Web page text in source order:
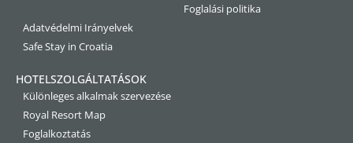
Foglalási politika
Adatvédelmi Irányelvek
Safe Stay in Croatia
HOTELSZOLGÁLTATÁSOK
Különleges alkalmak szervezése
Royal Resort Map
Foglalkoztatás